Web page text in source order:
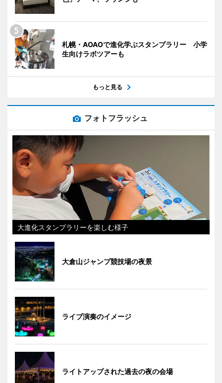
札幌・AOAOで進化学ぶスタンプラリー 小学
生向けラボツアーも
もっと見る
フォトフラッシュ
大進化スタンプラリーを楽しむ様子
大倉山ジャンプ競技場の夜景
ライブ演奏のイメージ
ライトアップされた過去の夜の会場